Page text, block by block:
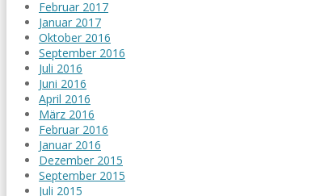
Februar 2017
Januar 2017
Oktober 2016
September 2016
Juli 2016
Juni 2016
April 2016
März 2016
Februar 2016
Januar 2016
Dezember 2015
September 2015
Juli 2015